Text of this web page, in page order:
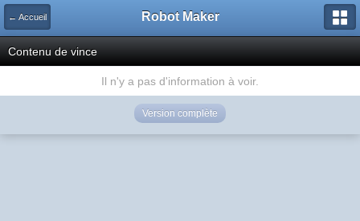
← Accueil Robot Maker
Contenu de vince
Il n'y a pas d'information à voir.
Version complète